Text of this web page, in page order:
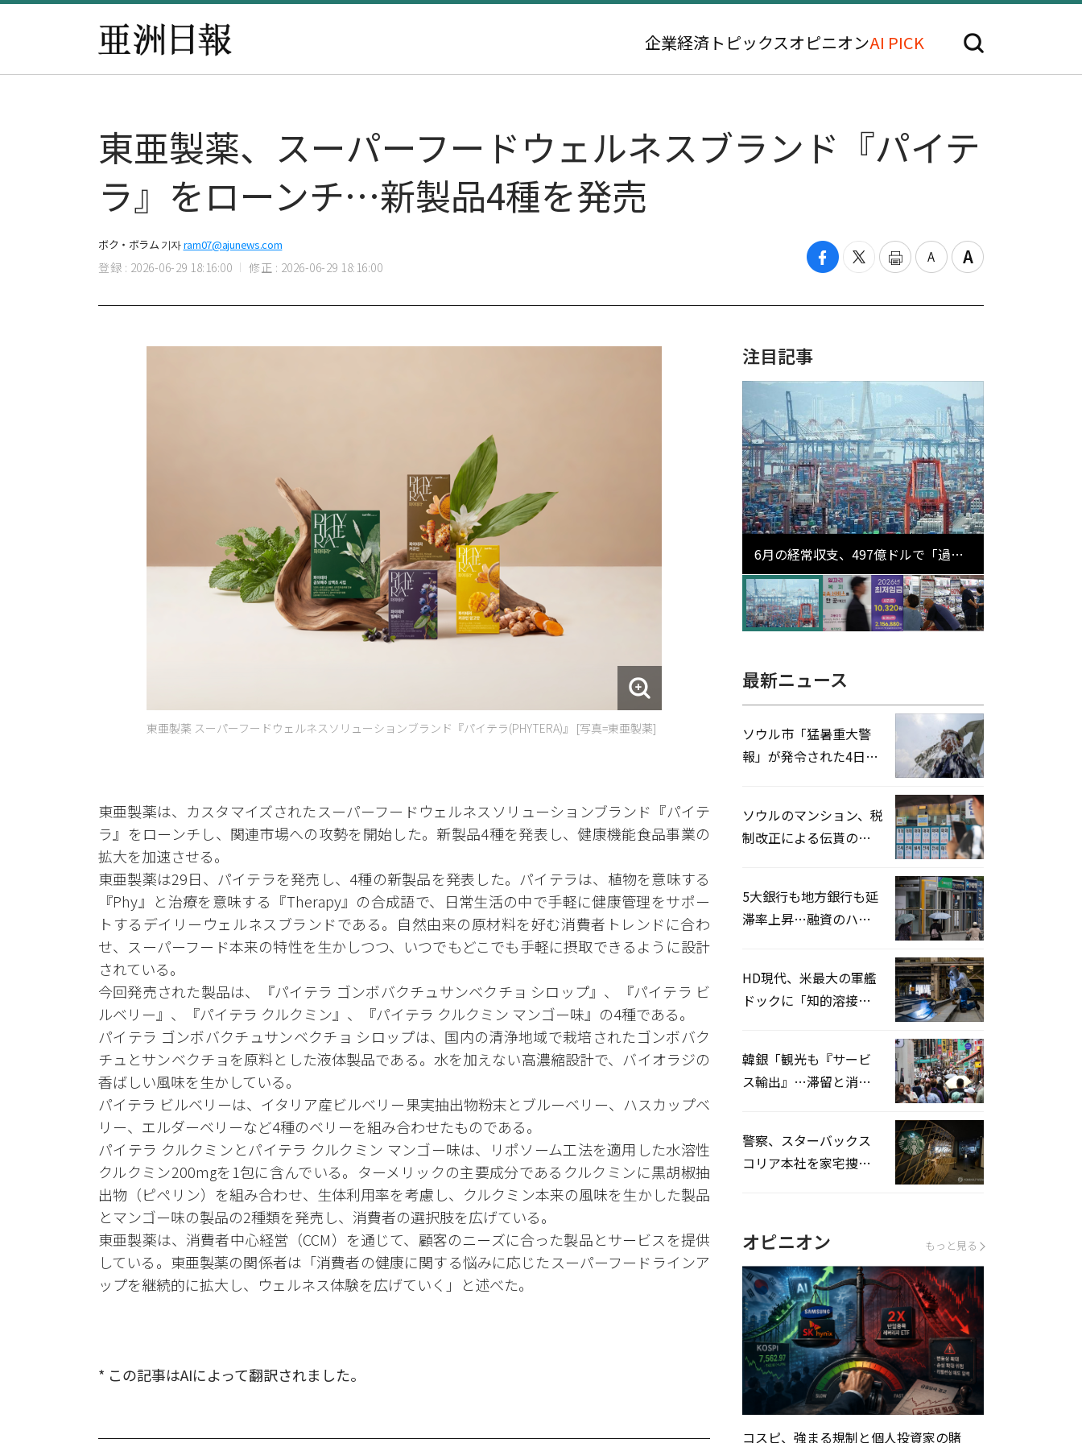
企業経済 トピックスオピニオンAI PICK
東亜製薬、スーパーフードウェルネスブランド『パイテ
ラ』をローンチ…新製品4種を発売
ボク・ボラム 기자ram07@ajunews.com
登録 : 2026-06-29 18:16:00 修正 : 2026-06-29 18:16:00
東亜製薬 スーパーフードウェルネスソリューションブランド『パイテラ(PHYTERA)』 [写真=東亜製薬]
東亜製薬は、カスタマイズされたスーパーフードウェルネスソリューションブランド『パイテ
ラ』をローンチし、関連市場への攻勢を開始した。新製品4種を発表し、健康機能食品事業の
拡大を加速させる。
東亜製薬は29日、パイテラを発売し、4種の新製品を発表した。パイテラは、植物を意味する
『Phy』と治療を意味する『Therapy』の合成語で、日常生活の中で手軽に健康管理をサポー
トするデイリーウェルネスブランドである。自然由来の原材料を好む消費者トレンドに合わ
せ、スーパーフード本来の特性を生かしつつ、いつでもどこでも手軽に摂取できるように設計
されている。
今回発売された製品は、『パイテラ ゴンボバクチュサンベクチョ シロップ』、『パイテラ ビ
ルベリー』、『パイテラ クルクミン』、『パイテラ クルクミン マンゴー味』の4種である。
パイテラ ゴンボバクチュサンベクチョ シロップは、国内の清浄地域で栽培されたゴンボバク
チュとサンベクチョを原料とした液体製品である。水を加えない高濃縮設計で、バイオラジの
香ばしい風味を生かしている。
パイテラ ビルベリーは、イタリア産ビルベリー果実抽出物粉末とブルーベリー、ハスカップベ
リー、エルダーベリーなど4種のベリーを組み合わせたものである。
パイテラ クルクミンとパイテラ クルクミン マンゴー味は、リポソーム工法を適用した水溶性
クルクミン200mgを1包に含んでいる。ターメリックの主要成分であるクルクミンに黒胡椒抽
出物（ピペリン）を組み合わせ、生体利用率を考慮し、クルクミン本来の風味を生かした製品
とマンゴー味の製品の2種類を発売し、消費者の選択肢を広げている。
東亜製薬は、消費者中心経営（CCM）を通じて、顧客のニーズに合った製品とサービスを提供
している。東亜製薬の関係者は「消費者の健康に関する悩みに応じたスーパーフードラインア
ップを継続的に拡大し、ウェルネス体験を広げていく」と述べた。
* この記事はAIによって翻訳されました。
注目記事
6月の経常収支、497億ドルで「過去
最大」…輸出が初の1000億ドル突破
最新ニュース
ソウル市「猛暑重大警
報」が発令された4日、
ソウルのマンション、税
制改正による伝貰の月
5大銀行も地方銀行も延
滞率上昇…融資のハー
HD現代、米最大の軍艦
ドックに「知的溶接」
韓銀「観光も『サービ
ス輸出』…滞留と消費
警察、スターバックス
コリア本社を家宅捜
オピニオン もっと見る
コスピ、強まる規制と個人投資家の賭